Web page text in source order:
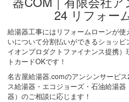
給湯器工事にはリフォームローンが
いについて分割払いができるショッ
イオンプロダクトファイナンス提携
トカードOKです！
名古屋給湯器.comのアンシンサービ
ス給湯器・エコジョーズ・石油給湯
器）のご相談に応じます！